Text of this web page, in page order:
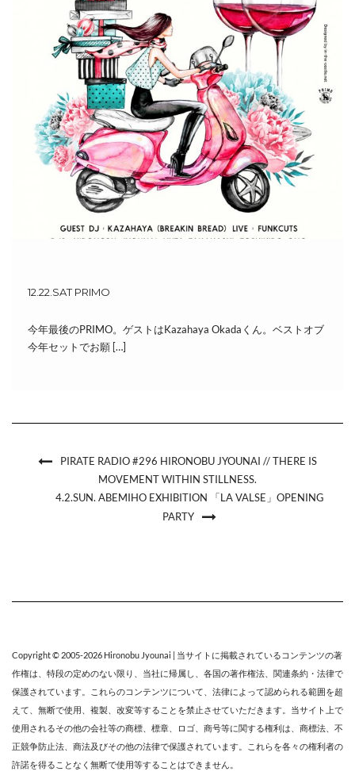
12.22.SAT PRIMO
今年最後のPRIMO。ゲストはKazahaya Okadaくん。ベストオブ
今年セットでお願 […]
PIRATE RADIO #296 HIRONOBU JYOUNAI // THERE IS
MOVEMENT WITHIN STILLNESS.
4.2.SUN. ABEMIHO EXHIBITION 「LA VALSE」OPENING
PARTY
Copyright © 2005-2026 Hironobu Jyounai | 当サイトに掲載されているコンテンツの著
作権は、特段の定めのない限り、 当社に帰属し、各国の著作権法、関連条約・法律で
保護されています。これらのコンテンツについて、法律によって認められる範囲を超
えて、無断で使用、複製、改変等することを禁止させていただきます。当サイト上で
使用されるその他の会社等の商標、標章、ロゴ、商号等に関する権利は、商標法、不
正競争防止法、商法及びその他の法律で保護されています。これらを各々の権利者の
許諾を得ることなく無断で使用等することはできません。